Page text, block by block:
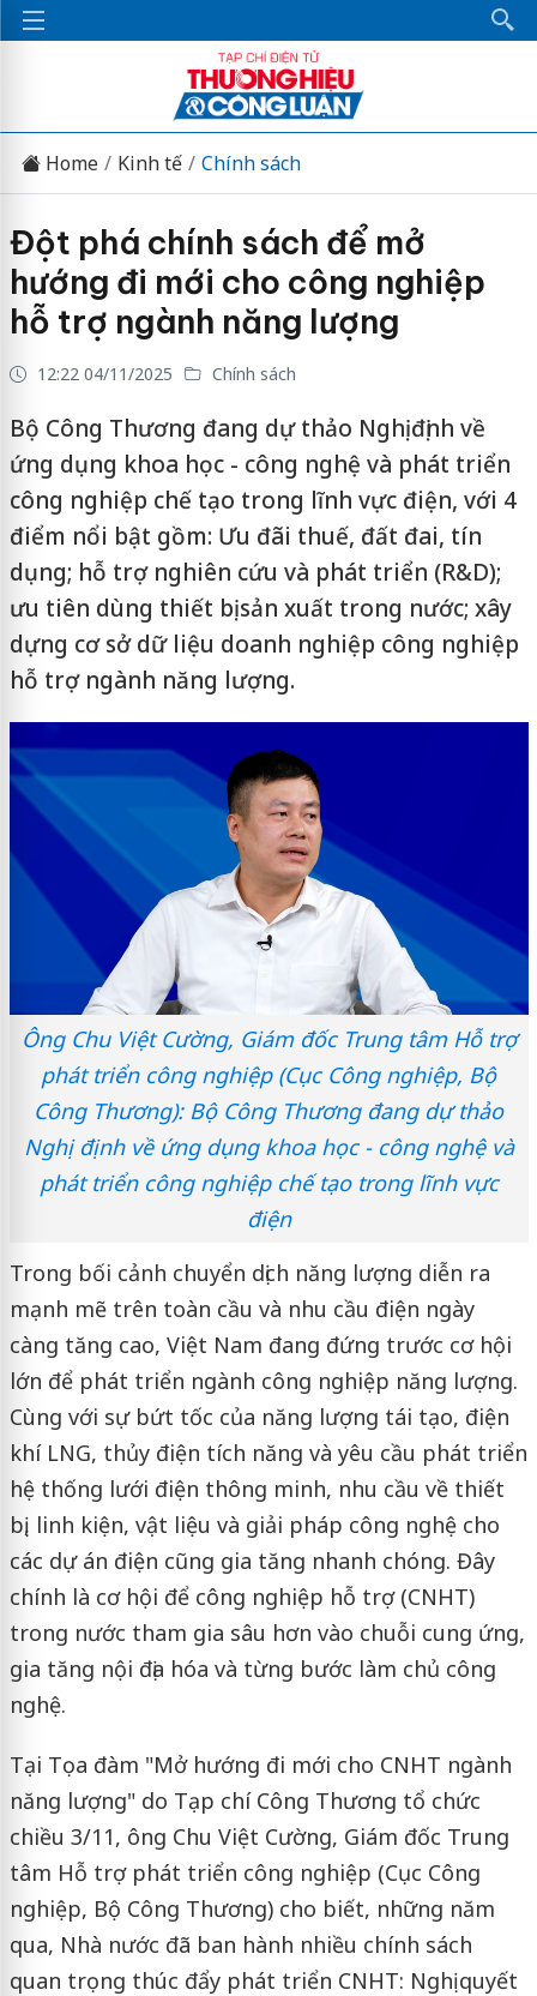
Home Kinh tế Chính sách
Đột phá chính sách để mở
hướng đi mới cho công nghiệp
hỗ trợ ngành năng lượng
12:22 04/11/2025 Chính sách
Bộ Công Thương đang dự thảo Nghị định về
ứng dụng khoa học - công nghệ và phát triển
công nghiệp chế tạo trong lĩnh vực điện, với 4
điểm nổi bật gồm: Ưu đãi thuế, đất đai, tín
dụng; hỗ trợ nghiên cứu và phát triển (R&D);
ưu tiên dùng thiết bị sản xuất trong nước; xây
dựng cơ sở dữ liệu doanh nghiệp công nghiệp
hỗ trợ ngành năng lượng.
Ông Chu Việt Cường, Giám đốc Trung tâm Hỗ trợ
phát triển công nghiệp (Cục Công nghiệp, Bộ
Công Thương): Bộ Công Thương đang dự thảo
Nghị định về ứng dụng khoa học - công nghệ và
phát triển công nghiệp chế tạo trong lĩnh vực
điện
Trong bối cảnh chuyển dịch năng lượng diễn ra
mạnh mẽ trên toàn cầu và nhu cầu điện ngày
càng tăng cao, Việt Nam đang đứng trước cơ hội
lớn để phát triển ngành công nghiệp năng lượng.
Cùng với sự bứt tốc của năng lượng tái tạo, điện
khí LNG, thủy điện tích năng và yêu cầu phát triển
hệ thống lưới điện thông minh, nhu cầu về thiết
bị, linh kiện, vật liệu và giải pháp công nghệ cho
các dự án điện cũng gia tăng nhanh chóng. Đây
chính là cơ hội để công nghiệp hỗ trợ (CNHT)
trong nước tham gia sâu hơn vào chuỗi cung ứng,
gia tăng nội địa hóa và từng bước làm chủ công
nghệ.
Tại Tọa đàm "Mở hướng đi mới cho CNHT ngành
năng lượng" do Tạp chí Công Thương tổ chức
chiều 3/11, ông Chu Việt Cường, Giám đốc Trung
tâm Hỗ trợ phát triển công nghiệp (Cục Công
nghiệp, Bộ Công Thương) cho biết, những năm
qua, Nhà nước đã ban hành nhiều chính sách
quan trọng thúc đẩy phát triển CNHT: Nghị quyết